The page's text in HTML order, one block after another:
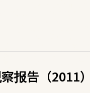
报告（2011